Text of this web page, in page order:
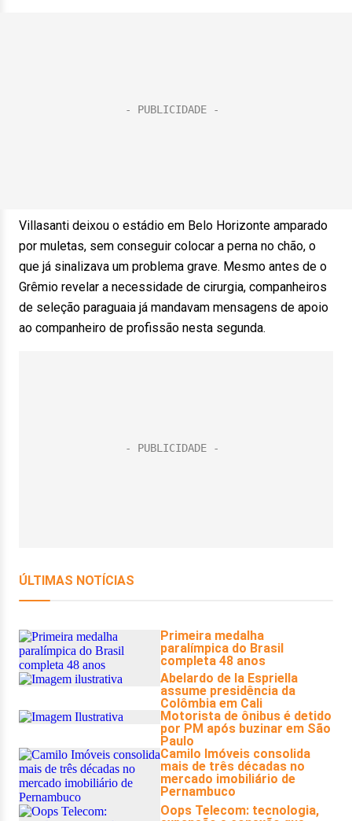
Villasanti deixou o estádio em Belo Horizonte amparado
por muletas, sem conseguir colocar a perna no chão, o
que já sinalizava um problema grave. Mesmo antes de o
Grêmio revelar a necessidade de cirurgia, companheiros
de seleção paraguaia já mandavam mensagens de apoio
ao companheiro de profissão nesta segunda.